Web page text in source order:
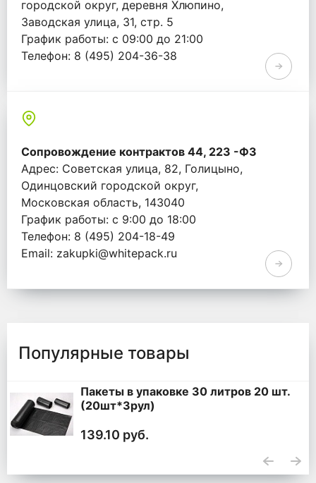
городской округ, деревня Хлюпино,
Заводская улица, 31, стр. 5
График работы: с 09:00 до 21:00
Телефон: 8 (495) 204-36-38
Сопровождение контрактов 44, 223 -ФЗ
Адрес: Советская улица, 82, Голицыно,
Одинцовский городской округ,
Московская область, 143040
График работы: с 9:00 до 18:00
Телефон: 8 (495) 204-18-49
Email: zakupki@whitepack.ru
Популярные товары
Мешки для мусора 360 литров ПВД
черные 120*140, 200 шт. (50 шт * 4
5 100 руб.